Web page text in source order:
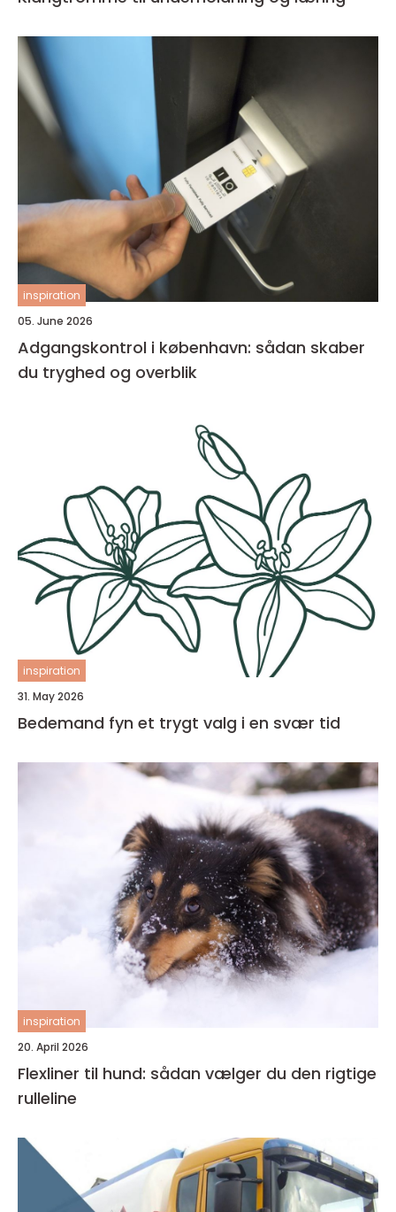
inspiration
05. June 2026
Adgangskontrol i københavn: sådan skaber
du tryghed og overblik
inspiration
31. May 2026
Bedemand fyn et trygt valg i en svær tid
inspiration
20. April 2026
Flexliner til hund: sådan vælger du den rigtige
rulleline